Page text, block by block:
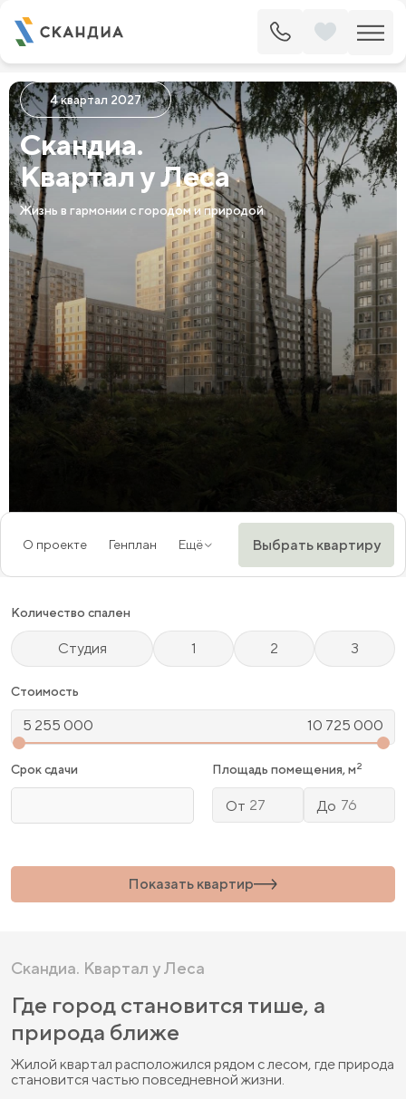
4 квартал 2027
Скандиа.
Квартал у Леса
Жизнь в гармонии с городом и природой
О проекте Генплан Ещё Выбрать квартиру
Количество спален
Студия 1 2 3
Стоимость
Срок сдачи Площадь помещения, м2
От До
Показать квартир
Скандиа. Квартал у Леса
Где город становится тише, а
природа ближе
Жилой квартал расположился рядом с лесом, где природа
становится частью повседневной жизни.